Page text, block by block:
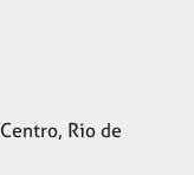
Rio de